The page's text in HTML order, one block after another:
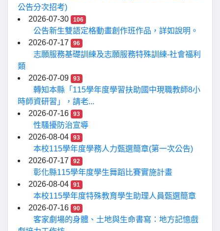
公告分次招考)
2026-07-30
106
公告新生雙語定格動畫創作班作品，詳如說明。
2026-07-17
96
志願服務基礎訓練及志願服務特殊訓練-社會福利
類
2026-07-09
93
轉知本縣「115學年度學習扶助國中現職教師8小
時師資研習」，請老...
2026-07-16
93
性騷擾防治宣導
2026-08-04
93
本校115學年度學務人力甄選簡章(第一次公告)
2026-07-17
92
彰化縣115學年度學生舞蹈比賽實施計畫
2026-08-04
91
本校115學年度特殊教育學生助理人員甄選簡章
2026-07-16
90
客家劇場的身體、土地與生命書寫：地方記憶戲